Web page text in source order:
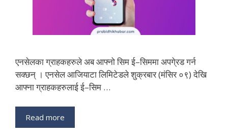
एनसेलका ग्राहकहरुले अब आफ्नो सिम ई–सिममा अपगे्रड गर्न
सक्छन् । एनसेल आजियाटा लिमिटेडले शुक्रबार (मंसिर ०९) देखि
आफ्ना ग्राहकहरुलाई ई–सिम …
Read more